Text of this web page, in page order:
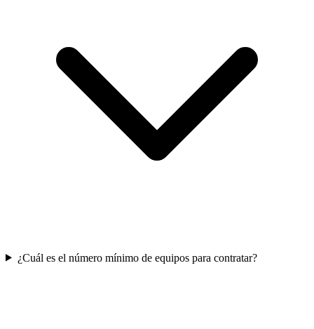
¿Cuál es el número mínimo de equipos para contratar?